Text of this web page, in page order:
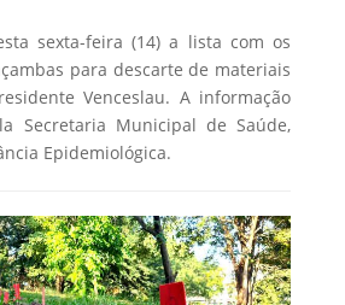
sexta-feira (14) a lista com os
para descarte de materiais
Venceslau. A informação
Secretaria Municipal de Saúde,
Epidemiológica.